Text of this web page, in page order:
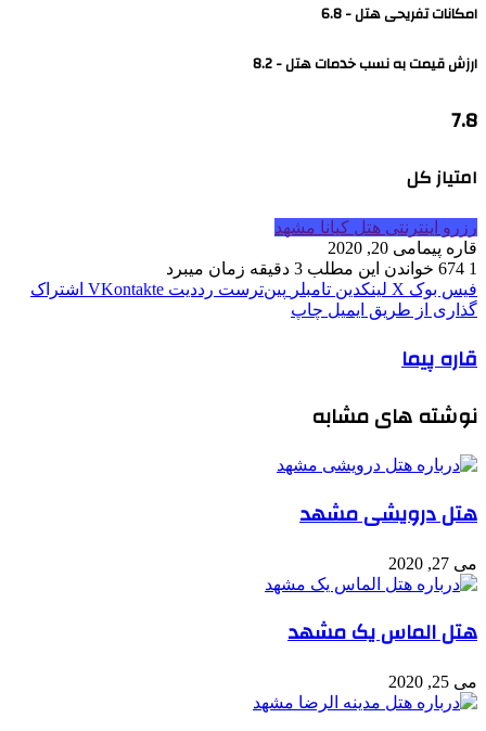
امکانات تفریحی هتل - 6.8
ارزش قیمت به نسب خدمات هتل - 8.2
7.8
امتیاز کل
رزرو اینترنتی هتل کیانا مشهد
قاره پیمامی 20, 2020
1
خواندن این مطلب 3 دقیقه زمان میبرد
فیس بوک X لینکدین ‫تامبلر ‫پین‌ترست ‫رددیت ‫VKontakte اشتراک
گذاری از طریق ایمیل چاپ
قاره پیما
نوشته های مشابه
هتل درویشی مشهد
می 27, 2020
هتل الماس یک مشهد
می 25, 2020